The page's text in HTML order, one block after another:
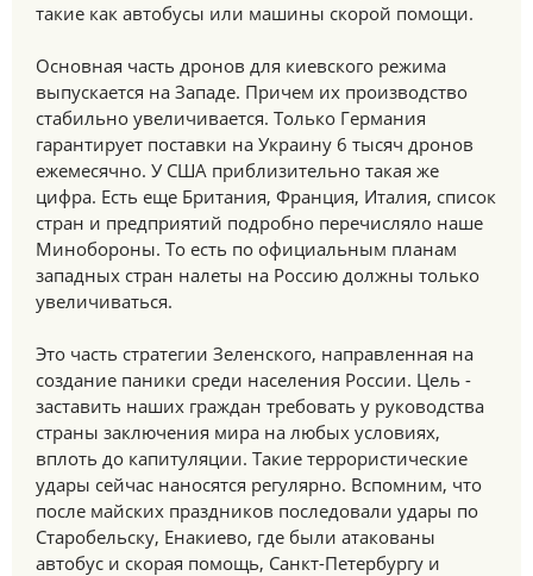
такие как автобусы или машины скорой помощи.
Основная часть дронов для киевского режима
выпускается на Западе. Причем их производство
стабильно увеличивается. Только Германия
гарантирует поставки на Украину 6 тысяч дронов
ежемесячно. У США приблизительно такая же
цифра. Есть еще Британия, Франция, Италия, список
стран и предприятий подробно перечисляло наше
Минобороны. То есть по официальным планам
западных стран налеты на Россию должны только
увеличиваться.
Это часть стратегии Зеленского, направленная на
создание паники среди населения России. Цель -
заставить наших граждан требовать у руководства
страны заключения мира на любых условиях,
вплоть до капитуляции. Такие террористические
удары сейчас наносятся регулярно. Вспомним, что
после майских праздников последовали удары по
Старобельску, Енакиево, где были атакованы
автобус и скорая помощь, Санкт-Петербургу и